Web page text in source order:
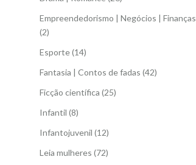
Empreendedorismo | Negócios | Finanças
(2)
Esporte(14)
Fantasia | Contos de fadas (42)
Ficção científica (25)
Infantil (8)
Infantojuvenil (12)
Leia mulheres (72)